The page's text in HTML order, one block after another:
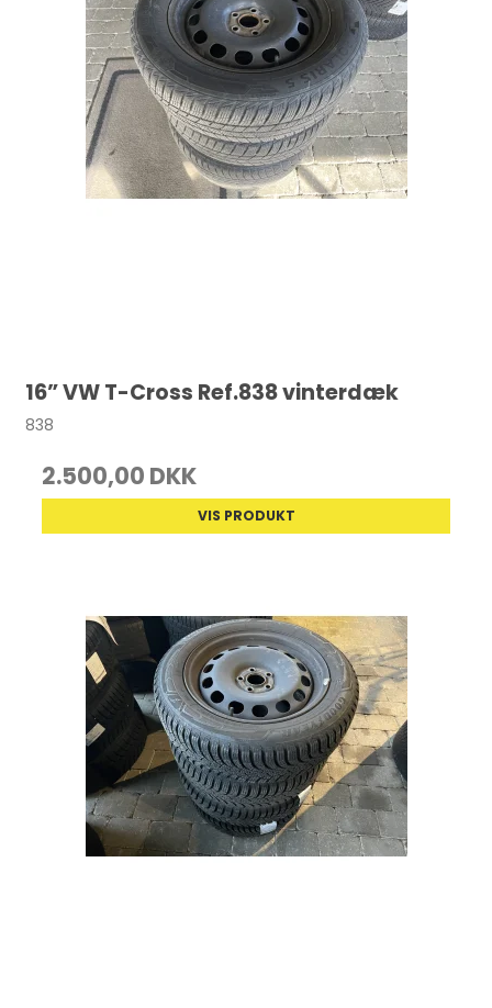
16” VW T-Cross Ref.838 vinterdæk
838
2.500,00 DKK
VIS PRODUKT